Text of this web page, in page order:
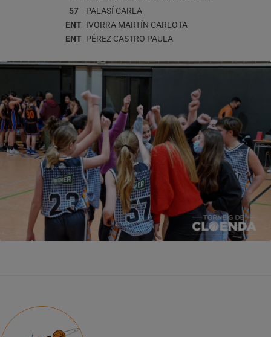
57
PALASÍ CARLA
ENT IVORRA MARTÍN CARLOTA
ENT PÉREZ CASTRO PAULA